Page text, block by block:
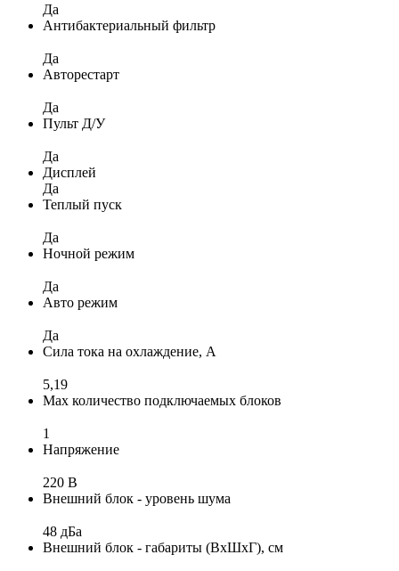
Да
Антибактериальный фильтр
Да
Авторестарт
Да
Пульт Д/У
Да
Дисплей
Да
Теплый пуск
Да
Ночной режим
Да
Авто режим
Да
Сила тока на охлаждение, А
5,19
Max количество подключаемых блоков
1
Напряжение
220 В
Внешний блок - уровень шума
48 дБа
Внешний блок - габариты (ВхШхГ), см